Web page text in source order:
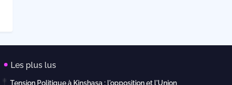
Les plus lus
Tension Politique à Kinshasa : l'opposition et l'Union